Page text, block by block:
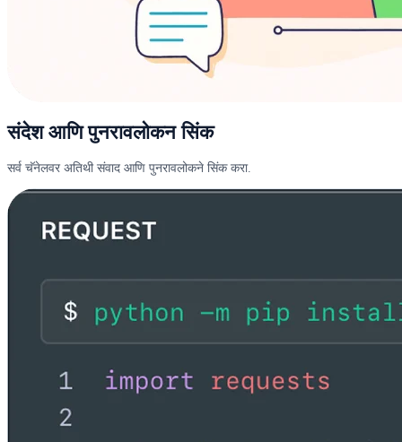
संदेश आणि पुनरावलोकन सिंक
सर्व चॅनेलवर अतिथी संवाद आणि पुनरावलोकने सिंक करा.